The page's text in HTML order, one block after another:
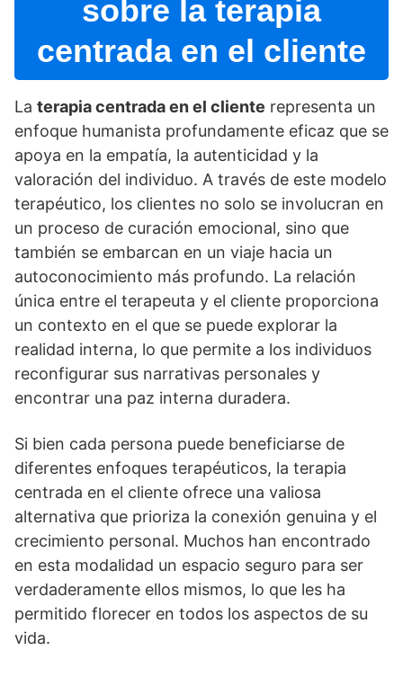
sobre la terapia
centrada en el cliente
La terapia centrada en el cliente representa un
enfoque humanista profundamente eficaz que se
apoya en la empatí­a, la autenticidad y la
valoración del individuo. A través de este modelo
terapéutico, los clientes no solo se involucran en
un proceso de curación emocional, sino que
también se embarcan en un viaje hacia un
autoconocimiento más profundo. La relación
única entre el terapeuta y el cliente proporciona
un contexto en el que se puede explorar la
realidad interna, lo que permite a los individuos
reconfigurar sus narrativas personales y
encontrar una paz interna duradera.
Si bien cada persona puede beneficiarse de
diferentes enfoques terapéuticos, la terapia
centrada en el cliente ofrece una valiosa
alternativa que prioriza la conexión genuina y el
crecimiento personal. Muchos han encontrado
en esta modalidad un espacio seguro para ser
verdaderamente ellos mismos, lo que les ha
permitido florecer en todos los aspectos de su
vida.